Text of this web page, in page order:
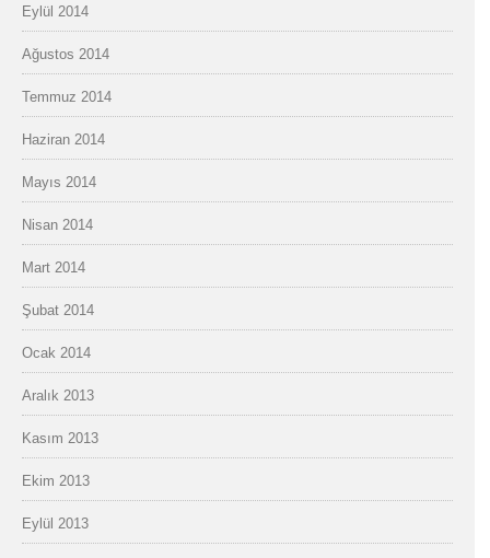
Eylül 2014
Ağustos 2014
Temmuz 2014
Haziran 2014
Mayıs 2014
Nisan 2014
Mart 2014
Şubat 2014
Ocak 2014
Aralık 2013
Kasım 2013
Ekim 2013
Eylül 2013